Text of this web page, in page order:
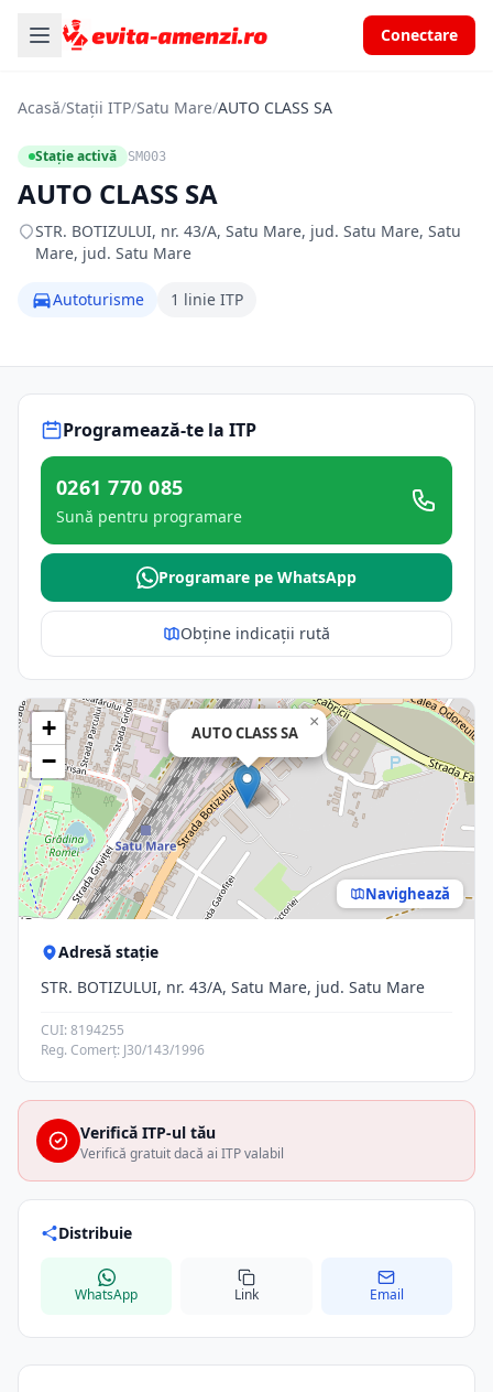
Conectare
Acasă/Stații ITP/Satu Mare/AUTO CLASS SA
Stație activă SM003
AUTO CLASS SA
STR. BOTIZULUI, nr. 43/A, Satu Mare, jud. Satu Mare, Satu
Mare, jud. Satu Mare
Autoturisme 1 linie ITP
Programează-te la ITP
0261 770 085
Sună pentru programare
Programare pe WhatsApp
Obține indicații rută
AUTO CLASS SA
×
+
−
Navighează
Adresă stație
STR. BOTIZULUI, nr. 43/A, Satu Mare, jud. Satu Mare
CUI: 8194255
Reg. Comerț: J30/143/1996
Verifică ITP-ul tău
Verifică gratuit dacă ai ITP valabil
Distribuie
WhatsApp Link Email